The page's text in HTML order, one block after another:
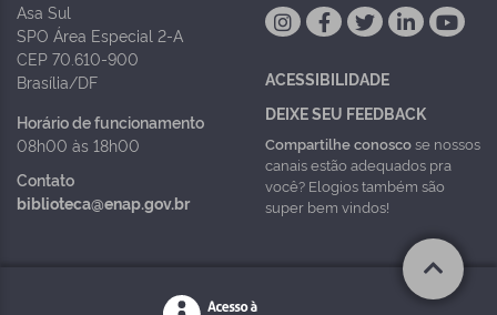
Asa Sul
SPO Área Especial 2-A
CEP 70.610-900
Brasília/DF
Horário de funcionamento
08h00 às 18h00
Contato
biblioteca@enap.gov.br
ACESSIBILIDADE
DEIXE SEU FEEDBACK
Compartilhe conoscose nossos
canais estão adequados pra
você? Elogios também são
super bem vindos!